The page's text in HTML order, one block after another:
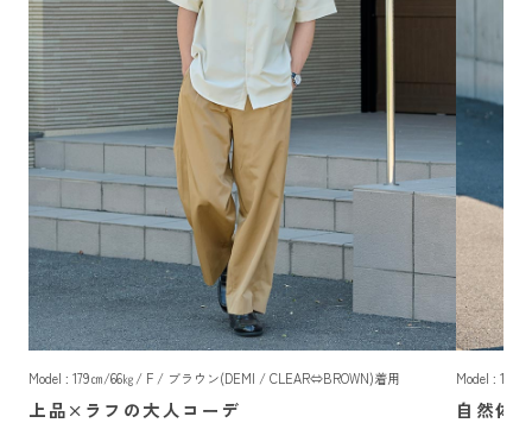
Model : 179㎝/66㎏/ F / ブラウン(DEMI / CLEAR⇔BROWN)着用
上品×ラフの大人コーデ
Model : 179
自然体